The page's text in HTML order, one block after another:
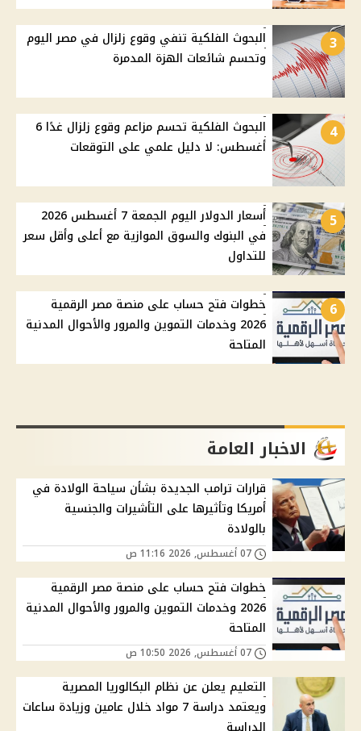
3
البحوث الفلكية تنفي وقوع زلزال في مصر اليوم
وتحسم شائعات الهزة المدمرة
4
البحوث الفلكية تحسم مزاعم وقوع زلزال غدًا 6
أغسطس: لا دليل علمي على التوقعات
5
أسعار الدولار اليوم الجمعة 7 أغسطس 2026
في البنوك والسوق الموازية مع أعلى وأقل سعر
للتداول
6
خطوات فتح حساب على منصة مصر الرقمية
2026 وخدمات التموين والمرور والأحوال المدنية
المتاحة
الاخبار العامة
قرارات ترامب الجديدة بشأن سياحة الولادة في
أمريكا وتأثيرها على التأشيرات والجنسية
بالولادة
خطوات فتح حساب على منصة مصر الرقمية
2026 وخدمات التموين والمرور والأحوال المدنية
المتاحة
التعليم يعلن عن نظام البكالوريا المصرية
ويعتمد دراسة 7 مواد خلال عامين وزيادة ساعات